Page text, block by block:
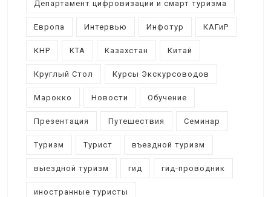
Департамент цифровизации и смарт туризма
Европа Интервью Инфотур КАГиР
КНР КТА Казахстан Китай
Круглый Стол Курсы Экскурсоводов
Марокко Новости Обучение
Презентация Путешествия Семинар
Туризм Турист въездной туризм
выездной туризм гид гид-проводник
иностранные туристы